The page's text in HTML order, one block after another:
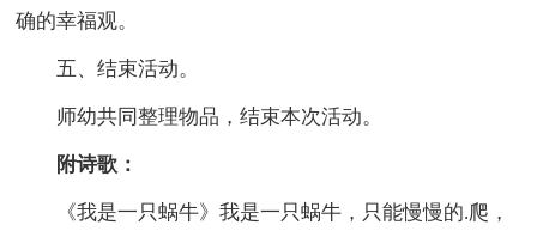
确的幸福观。
五、结束活动。
师幼共同整理物品，结束本次活动。
附诗歌：
《我是一只蜗牛》我是一只蜗牛，只能慢慢的.爬，